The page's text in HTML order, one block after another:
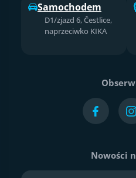
Samochodem
D1/zjazd 6, Čestlice,
naprzeciwko KIKA
Nowości